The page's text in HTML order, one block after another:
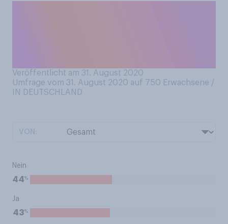
Veröffentlicht am 31. August 2020
Umfrage vom 31. August 2020 auf 750 Erwachsene /
IN DEUTSCHLAND
Nein
44%
Ja
43%